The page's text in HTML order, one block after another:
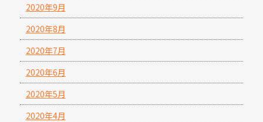
2020年9月
2020年8月
2020年7月
2020年6月
2020年5月
2020年4月